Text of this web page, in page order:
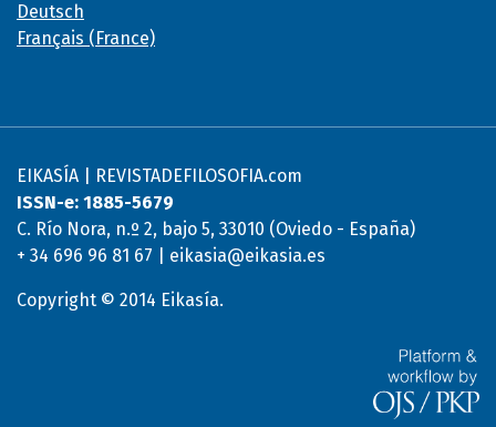
Deutsch
Français (France)
EIKASÍA | REVISTADEFILOSOFIA.com
ISSN-e: 1885-5679
C. Río Nora, n.º 2, bajo 5, 33010 (Oviedo - España)
+ 34 696 96 81 67 | eikasia@eikasia.es
Copyright © 2014 Eikasía.